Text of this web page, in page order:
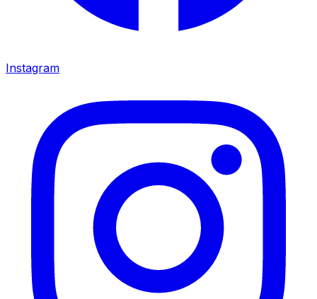
Instagram